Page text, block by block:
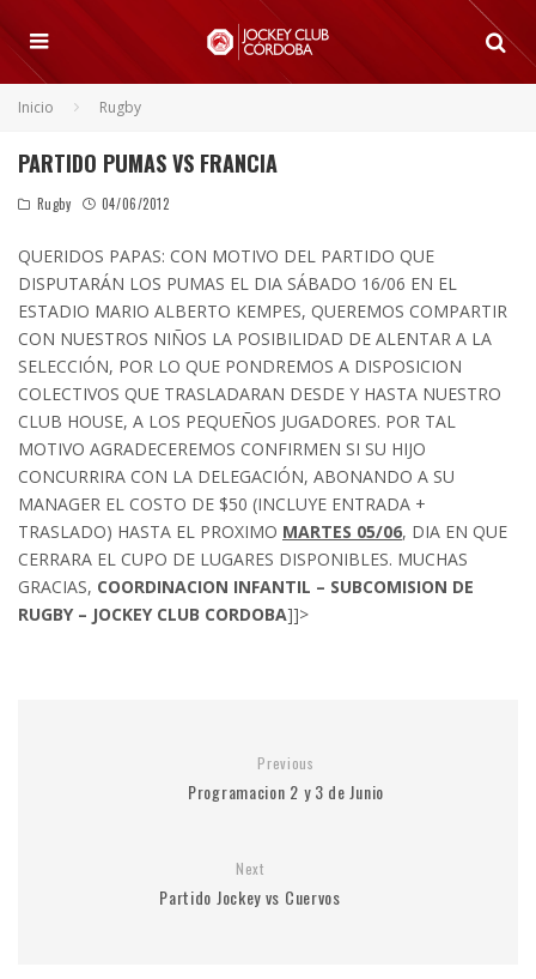
Inicio Rugby
PARTIDO PUMAS VS FRANCIA
Rugby 04/06/2012
QUERIDOS PAPAS: CON MOTIVO DEL PARTIDO QUE
DISPUTARÁN LOS PUMAS EL DIA SÁBADO 16/06 EN EL
ESTADIO MARIO ALBERTO KEMPES, QUEREMOS COMPARTIR
CON NUESTROS NIÑOS LA POSIBILIDAD DE ALENTAR A LA
SELECCIÓN, POR LO QUE PONDREMOS A DISPOSICION
COLECTIVOS QUE TRASLADARAN DESDE Y HASTA NUESTRO
CLUB HOUSE, A LOS PEQUEÑOS JUGADORES. POR TAL
MOTIVO AGRADECEREMOS CONFIRMEN SI SU HIJO
CONCURRIRA CON LA DELEGACIÓN, ABONANDO A SU
MANAGER EL COSTO DE $50 (INCLUYE ENTRADA +
TRASLADO) HASTA EL PROXIMO MARTES 05/06, DIA EN QUE
CERRARA EL CUPO DE LUGARES DISPONIBLES. MUCHAS
GRACIAS, COORDINACION INFANTIL – SUBCOMISION DE
RUGBY – JOCKEY CLUB CORDOBA]]>
Previous
Programacion 2 y 3 de Junio
Next
Partido Jockey vs Cuervos